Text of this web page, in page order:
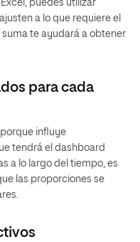
puedes utilizar
a lo que requiere el
suma te ayudará a obtener
para cada
influye
tendrá el dashboard
a lo largo del tiempo, es
las proporciones se